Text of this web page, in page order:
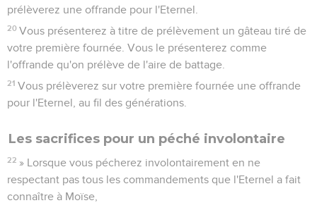
prélèverez une offrande pour l'Eternel.
20 Vous présenterez à titre de prélèvement un gâteau tiré de
votre première fournée. Vous le présenterez comme
l'offrande qu'on prélève de l'aire de battage.
21 Vous prélèverez sur votre première fournée une offrande
pour l'Eternel, au fil des générations.
Les sacrifices pour un péché involontaire
22 » Lorsque vous pécherez involontairement en ne
respectant pas tous les commandements que l'Eternel a fait
connaître à Moïse,